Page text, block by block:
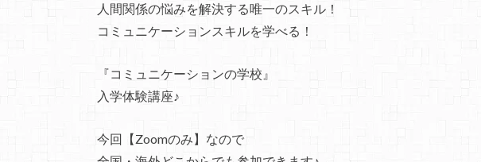
人間関係の悩みを解決する唯一のスキル！
コミュニケーションスキルを学べる！
『コミュニケーションの学校』
入学体験講座♪
今回【Zoomのみ】なので